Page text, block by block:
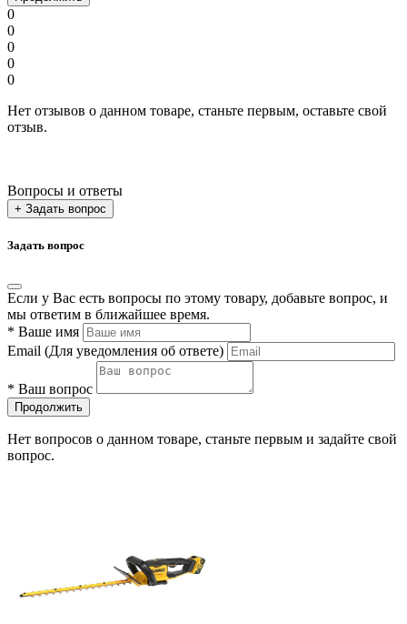
0
0
0
0
0
Нет отзывов о данном товаре, станьте первым, оставьте свой
отзыв.
Вопросы и ответы
+ Задать вопрос
Задать вопрос
Если у Вас есть вопросы по этому товару, добавьте вопрос, и
мы ответим в ближайшее время.
* Ваше имя
Email (Для уведомления об ответе)
* Ваш вопрос
Продолжить
Нет вопросов о данном товаре, станьте первым и задайте свой
вопрос.